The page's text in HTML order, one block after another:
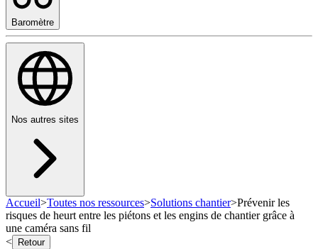
Baromètre
Nos autres sites
Accueil>Toutes nos ressources>Solutions chantier>Prévenir les
risques de heurt entre les piétons et les engins de chantier grâce à
une caméra sans fil
<
Retour